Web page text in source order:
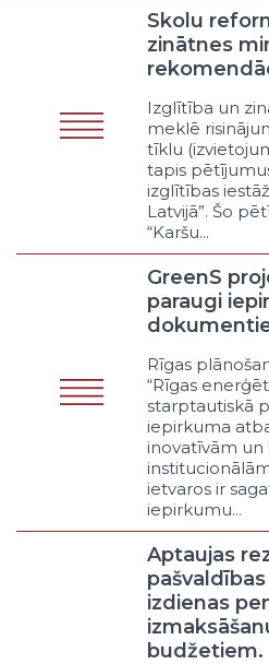
Atbalsts
Sadarbība ar
bruņotajiem
Citi avārijas
Telpiskā
uzraudzība
Sabiedrisko
organizēšana
personu
Teritorijas
Vides
Būvniecības
Ēku un būvju
uzraudzība
Citi telpiskās
būvniecības
pasākumi
Komunālie
utilities”)
Kanalizācija
Skolu
zinātnes
Izglītība un
meklē
tīklu
tapis
izglītības
Latvijā”. Šo
“Karšu...
GreenS
paraugi
Rīgas
“Rīgas
starptautiskā
iepirkuma
inovatīvām
ietvaros ir
iepirkumu...
Aptaujas
izdienas
budžetiem.